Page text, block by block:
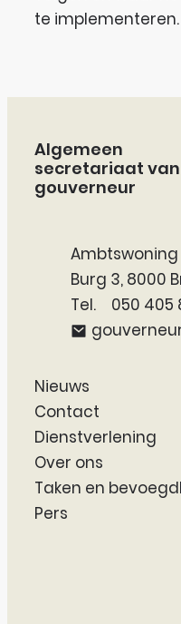
te implementeren.
Contact &
Algemeen
secretariaat
gouverneur
AdresAmbtswoning
Burg 3 ,8000
050 405
E-mail
Nieuws
Contact
Dienstverlening
Over ons
Taken en
Pers